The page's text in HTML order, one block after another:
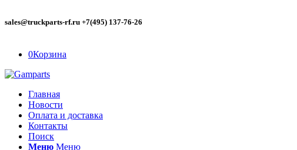
sales@truckparts-rf.ru +7(495) 137-76-26
0Корзина
Главная
Новости
Оплата и доставка
Контакты
Поиск
Меню Меню